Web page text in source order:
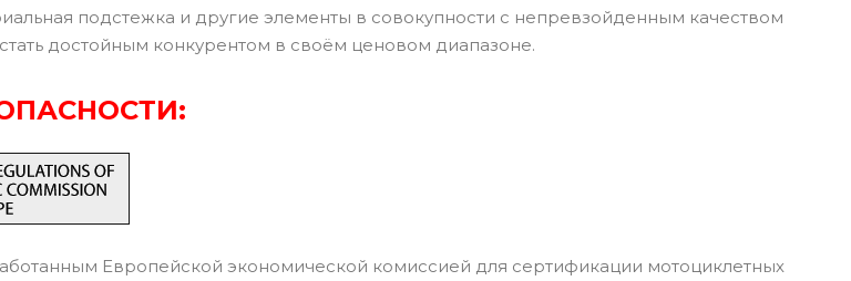
подстежка и другие элементы в совокупности с непревзойденным качеством
достойным конкурентом в своём ценовом диапазоне.
Европейской экономической комиссией для сертификации мотоциклетных